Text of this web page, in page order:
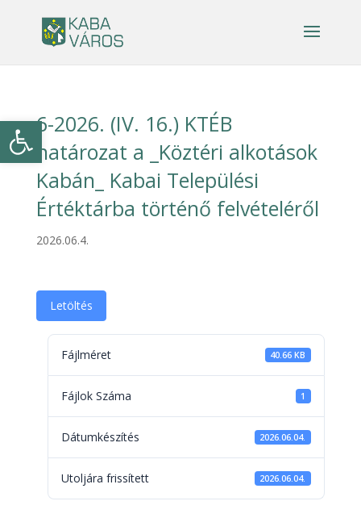
Eszköztár megnyitása
6-2026. (IV. 16.) KTÉB
határozat a _Köztéri alkotások
Kabán_ Kabai Települési
Értéktárba történő felvételéről
2026.06.4.
Letöltés
Fájlméret 40.66 KB
Fájlok Száma 1
Dátumkészítés 2026.06.04.
Utoljára frissített 2026.06.04.